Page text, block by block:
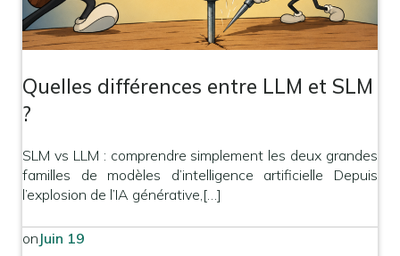
Quelles différences entre LLM et SLM
?
SLM vs LLM : comprendre simplement les deux grandes
familles de modèles d’intelligence artificielle Depuis
l’explosion de l’IA générative,[…]
on Juin 19